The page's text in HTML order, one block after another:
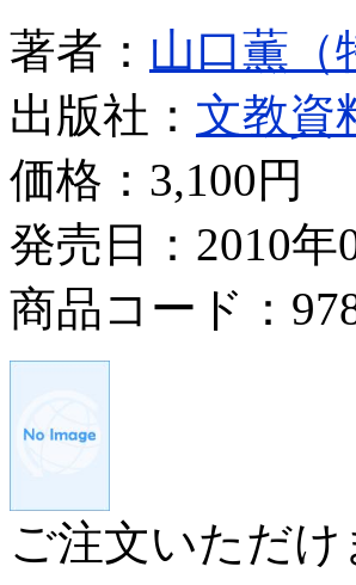
著者： 山口薫（
出版社： 文教資
価格： 3,100円
発売日：2010年
商品コード：
ご注文いただけ